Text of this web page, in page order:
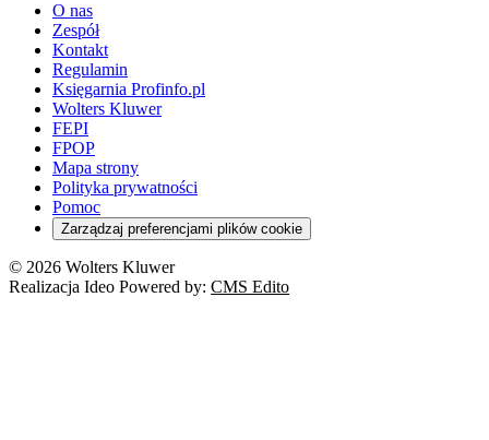
O nas
Zespół
Kontakt
Regulamin
Księgarnia Profinfo.pl
Wolters Kluwer
FEPI
FPOP
Mapa strony
Polityka prywatności
Pomoc
Zarządzaj preferencjami plików cookie
© 2026 Wolters Kluwer
Realizacja Ideo Powered by: CMS Edito